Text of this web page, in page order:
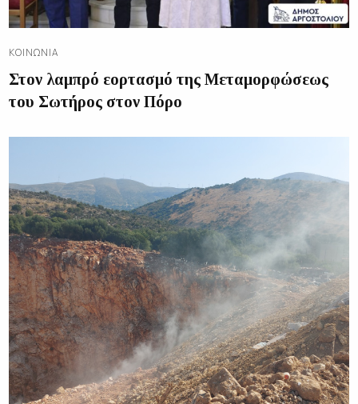
ΚΟΙΝΩΝΊΑ
Στον λαμπρό εορτασμό της Μεταμορφώσεως
του Σωτήρος στον Πόρο